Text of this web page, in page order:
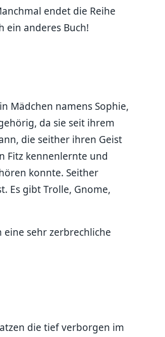
endet die Reihe
ein anderes Buch!
Mädchen namens Sophie,
da sie seit ihrem
die seither ihren Geist
Fitz kennenlernte und
konnte. Seither
Es gibt Trolle, Gnome,
sehr zerbrechliche
die tief verborgen im